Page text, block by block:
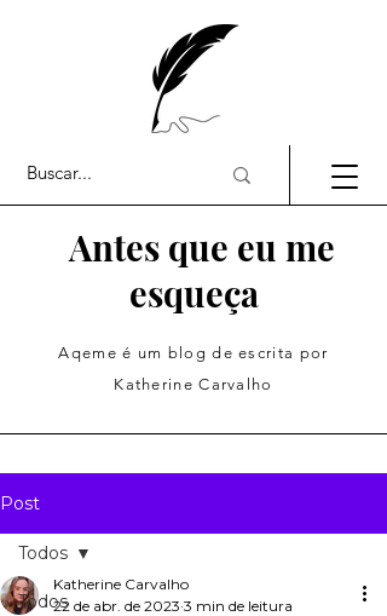
Antes que eu me
esqueça
Aqeme é um blog de escrita por
Katherine Carvalho
Post
Todos
Todos
Katherine Carvalho
22 de abr. de 2023 3 min de leitura